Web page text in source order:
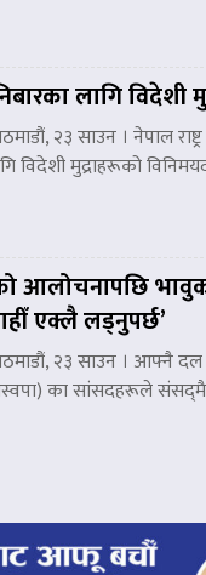
लागि विदेशी
२३ साउन । नेपाल
विदेशी मुद्राहरूको
आलोचनापछि भावुक
एक्लै लड्नुपर्छ’
२३ साउन । आफ्नै दल
का सांसदहरूले